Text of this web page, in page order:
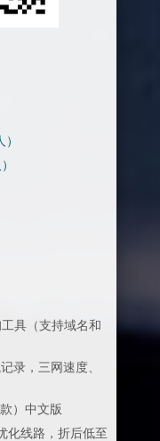
具（支持域名和
录，三网速度、
）中文版
化线路，折后低至